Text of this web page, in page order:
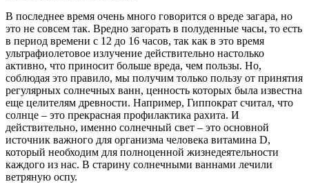
В последнее время очень много говорится о вреде загара, но
это не совсем так. Вредно загорать в полуденные часы, то есть
в период времени с 12 до 16 часов, так как в это время
ультрафиолетовое излучение действительно настолько
активно, что приносит больше вреда, чем пользы. Но,
соблюдая это правило, мы получим только пользу от принятия
регулярных солнечных ванн, ценность которых была известна
еще целителям древности. Например, Гиппократ считал, что
солнце – это прекрасная профилактика рахита. И
действительно, именно солнечный свет – это основной
источник важного для организма человека витамина D,
который необходим для полноценной жизнедеятельности
каждого из нас. В старину солнечными ваннами лечили
ветряную оспу.